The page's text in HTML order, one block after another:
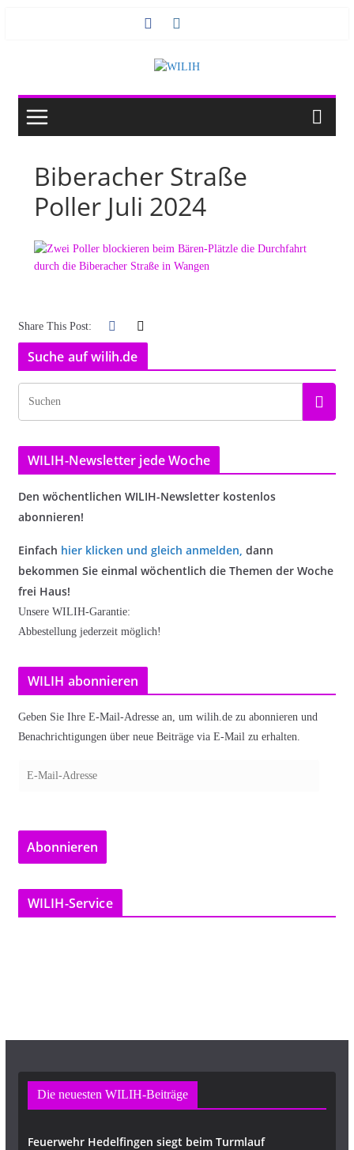
Biberacher Straße
Poller Juli 2024
Share This Post:
Suche auf wilih.de
WILIH-Newsletter jede Woche
Den wöchentlichen WILIH-Newsletter kostenlos
abonnieren!
Einfach hier klicken und gleich anmelden, dann
bekommen Sie einmal wöchentlich die Themen der Woche
frei Haus!
Unsere WILIH-Garantie:
Abbestellung jederzeit möglich!
WILIH abonnieren
Geben Sie Ihre E-Mail-Adresse an, um wilih.de zu abonnieren und
Benachrichtigungen über neue Beiträge via E-Mail zu erhalten.
a
l
-
Abonnieren
WILIH-Service
Die neuesten WILIH-Beiträge
Feuerwehr Hedelfingen siegt beim Turmlauf